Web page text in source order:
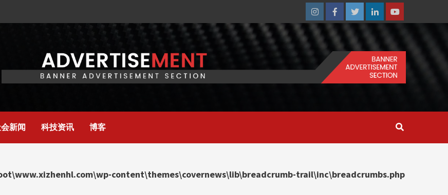
InstagramFacebookTwitterLinkedinYoutube
新闻 科技资讯 博客
content\themes\covernews\lib\breadcrumb-trail\inc\breadcrumbs.php